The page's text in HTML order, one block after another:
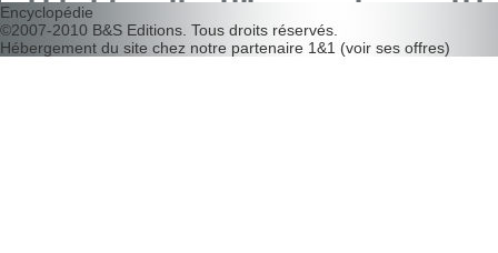
Encyclopédie
©2007-2010 B&S Editions . Tous droits réservés.
Hébergement du site chez notre partenaire 1&1 (voir ses offres)